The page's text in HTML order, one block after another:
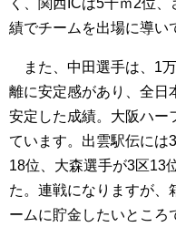
く、関西ICは5千ｍ2位
績でチームを出場に導い
また、中田選手は、1
離に安定感があり、全日
安定した成績。大阪ハー
ています。出雲駅伝には
18位、大森選手が3区13
た。連戦になりますが、
ームに貯金したいところ